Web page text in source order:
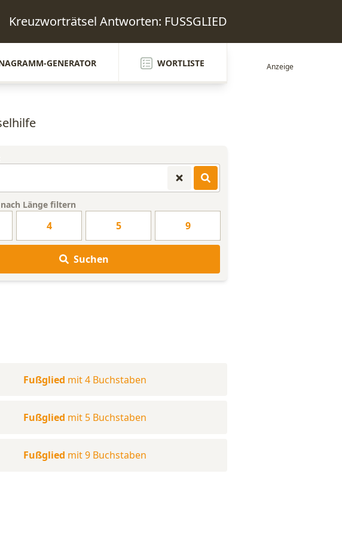
Kreuzworträtsel Antworten: FUSSGLIED
GENERATOR WORTLISTE
Länge filtern
4 5 9
Suchen
Fußglied mit 4 Buchstaben
Fußglied mit 5 Buchstaben
Fußglied mit 9 Buchstaben